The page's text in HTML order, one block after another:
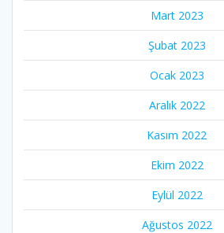
Mart 2023
Şubat 2023
Ocak 2023
Aralık 2022
Kasım 2022
Ekim 2022
Eylül 2022
Ağustos 2022